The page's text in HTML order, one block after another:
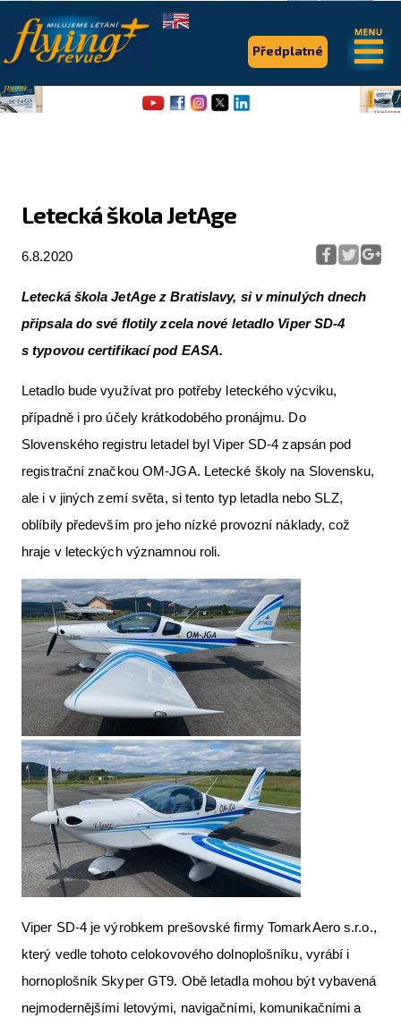
Letecká škola JetAge
6.8.2020
Letecká škola JetAge z Bratislavy, si v minulých dnech
připsala do své flotily zcela nové letadlo Viper SD-4
s typovou certifikací pod EASA.
Letadlo bude využívat pro potřeby leteckého výcviku,
případně i pro účely krátkodobého pronájmu. Do
Slovenského registru letadel byl Viper SD-4 zapsán pod
registrační značkou OM-JGA. Letecké školy na Slovensku,
ale i v jiných zemí světa, si tento typ letadla nebo SLZ,
oblíbily především pro jeho nízké provozní náklady, což
hraje v leteckých významnou roli.
Viper SD-4 je výrobkem prešovské firmy TomarkAero s.r.o.,
který vedle tohoto celokovového dolnoplošníku, vyrábí i
hornoplošník Skyper GT9. Obě letadla mohou být vybavená
nejmodernějšími letovými, navigačními, komunikačními a
Předplatné
.
Pro piloty
Série & speciály
Letecká videa
Aktuální FR + archiv
Letecká muzea
VFR Communication app
Nabídky práce v letectví
Inzerujte s námi
E-SHOP